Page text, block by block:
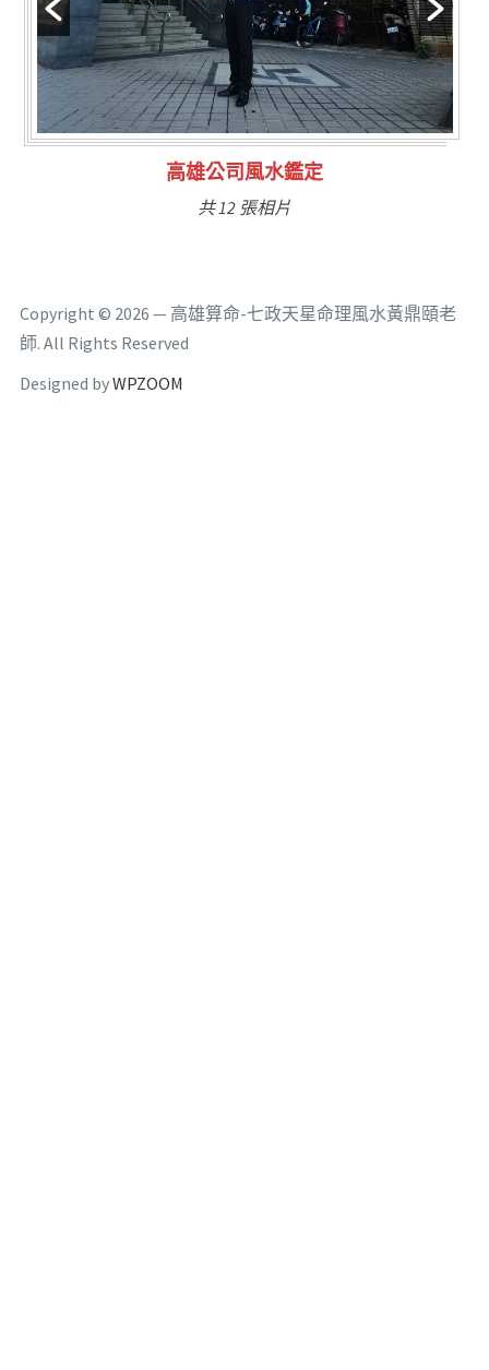
林氏福主量子生基造
Copyright © 2026 — 高雄算命-七政天星命理風水黃鼎頤老
師. All Rights Reserved
Designed byWPZOOM